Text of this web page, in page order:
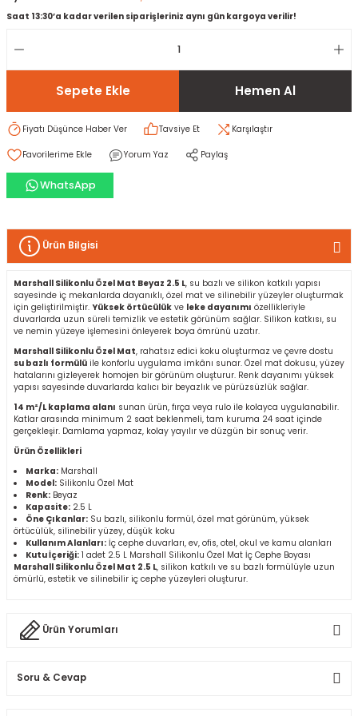
HARÇLARI
Saat 13:30’a kadar verilen siparişleriniz aynı gün kargoya verilir!
Sepete Ekle Hemen Al
Fiyatı Düşünce Haber Ver Tavsiye Et Karşılaştır
Yorum Yaz Paylaş
WhatsApp
Ürün Bilgisi
Marshall Silikonlu Özel Mat Beyaz 2.5 L, su bazlı ve silikon katkılı yapısı
sayesinde iç mekanlarda dayanıklı, özel mat ve silinebilir yüzeyler oluşturmak
için geliştirilmiştir. Yüksek örtücülük ve leke dayanımı özellikleriyle
duvarlarda uzun süreli temizlik ve estetik görünüm sağlar. Silikon katkısı, su
ve nemin yüzeye işlemesini önleyerek boya ömrünü uzatır.
Marshall Silikonlu Özel Mat, rahatsız edici koku oluşturmaz ve çevre dostu
su bazlı formülü ile konforlu uygulama imkânı sunar. Özel mat dokusu, yüzey
hatalarını gizleyerek homojen bir görünüm oluşturur. Renk dayanımı yüksek
yapısı sayesinde duvarlarda kalıcı bir beyazlık ve pürüzsüzlük sağlar.
14 m²/L kaplama alanı sunan ürün, fırça veya rulo ile kolayca uygulanabilir.
Katlar arasında minimum 2 saat beklenmeli, tam kuruma 24 saat içinde
gerçekleşir. Damlama yapmaz, kolay yayılır ve düzgün bir sonuç verir.
Ürün Özellikleri
Marka: Marshall
Model: Silikonlu Özel Mat
Renk: Beyaz
Kapasite: 2.5 L
Öne Çıkanlar: Su bazlı, silikonlu formül, özel mat görünüm, yüksek
örtücülük, silinebilir yüzey, düşük koku
Kullanım Alanları: İç cephe duvarları, ev, ofis, otel, okul ve kamu alanları
Kutu İçeriği: 1 adet 2.5 L Marshall Silikonlu Özel Mat İç Cephe Boyası
Marshall Silikonlu Özel Mat 2.5 L, silikon katkılı ve su bazlı formülüyle uzun
ömürlü, estetik ve silinebilir iç cephe yüzeyleri oluşturur.
Ürün Yorumları
Soru & Cevap